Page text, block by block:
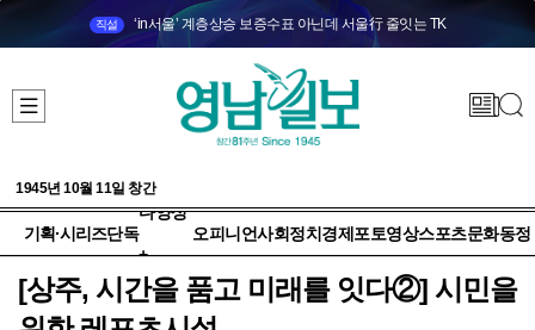
직설 ‘in서울’ 계층상승 보증수표 아닌데 서울行 줄잇는 TK
1945년 10월 11일 창간
기획·시리즈단독
다양성
+
오피니언사회정치 경제 포토영상스포츠문화동정
[상주, 시간을 품고 미래를 잇다②] 시민을